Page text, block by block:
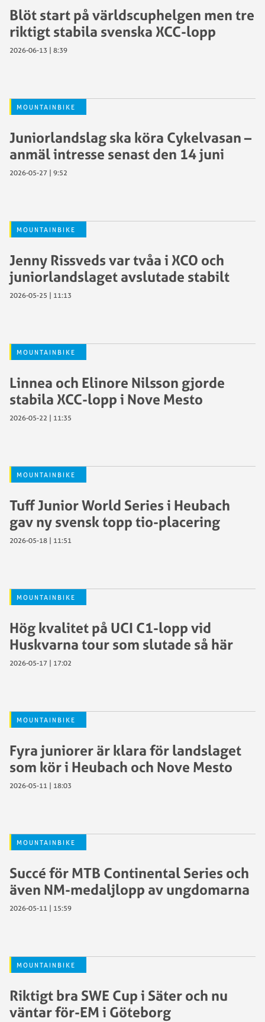
Blöt start på världscuphelgen men tre
riktigt stabila svenska XCC-lopp
2026-06-13 | 8:39
MOUNTAINBIKE
Juniorlandslag ska köra Cykelvasan –
anmäl intresse senast den 14 juni
2026-05-27 | 9:52
MOUNTAINBIKE
Jenny Rissveds var tvåa i XCO och
juniorlandslaget avslutade stabilt
2026-05-25 | 11:13
MOUNTAINBIKE
Linnea och Elinore Nilsson gjorde
stabila XCC-lopp i Nove Mesto
2026-05-22 | 11:35
MOUNTAINBIKE
Tuff Junior World Series i Heubach
gav ny svensk topp tio-placering
2026-05-18 | 11:51
MOUNTAINBIKE
Hög kvalitet på UCI C1-lopp vid
Huskvarna tour som slutade så här
2026-05-17 | 17:02
MOUNTAINBIKE
Fyra juniorer är klara för landslaget
som kör i Heubach och Nove Mesto
2026-05-11 | 18:03
MOUNTAINBIKE
Succé för MTB Continental Series och
även NM-medaljlopp av ungdomarna
2026-05-11 | 15:59
MOUNTAINBIKE
Riktigt bra SWE Cup i Säter och nu
väntar för-EM i Göteborg